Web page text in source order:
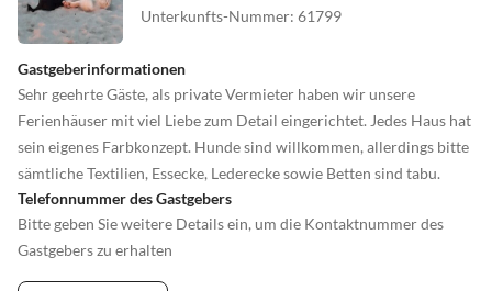
Unterkunfts-Nummer: 61799
Gastgeberinformationen
Sehr geehrte Gäste, als private Vermieter haben wir unsere
Ferienhäuser mit viel Liebe zum Detail eingerichtet. Jedes Haus hat
sein eigenes Farbkonzept. Hunde sind willkommen, allerdings bitte
sämtliche Textilien, Essecke, Lederecke sowie Betten sind tabu.
Telefonnummer des Gastgebers
Bitte geben Sie weitere Details ein, um die Kontaktnummer des
Gastgebers zu erhalten